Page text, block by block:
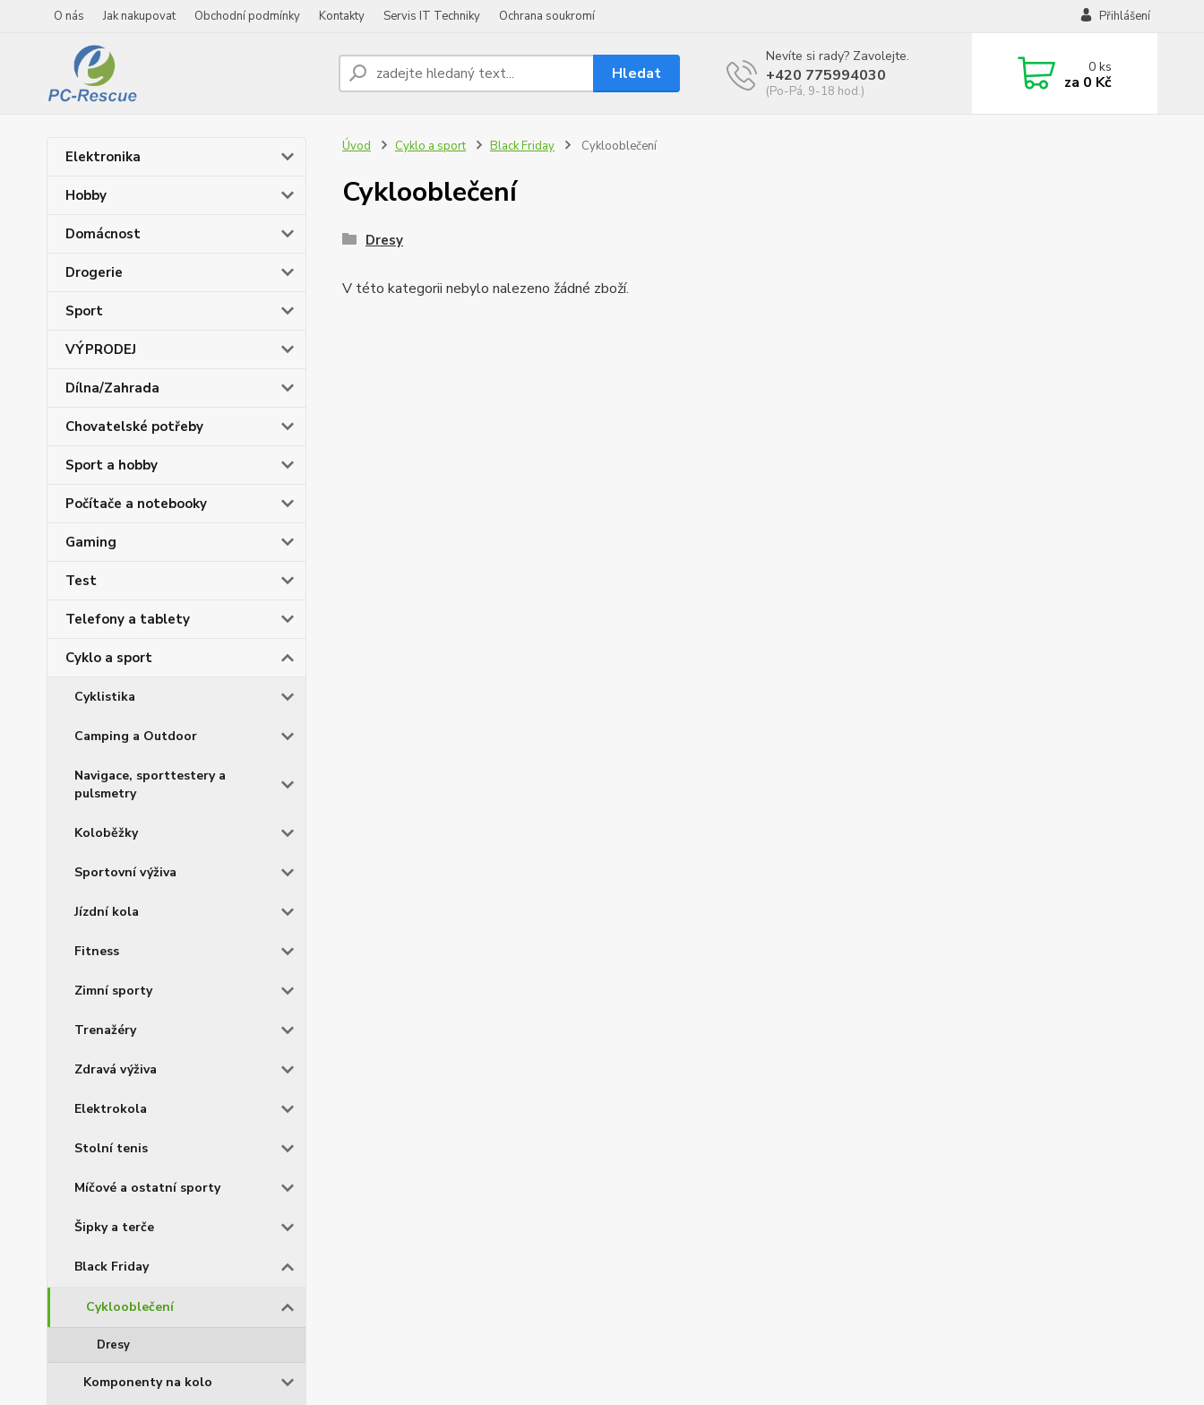
O nás Jak nakupovat Obchodní podmínky Kontakty Servis IT Techniky Ochrana soukromí Přihlášení
Hledat
Nevíte si rady? Zavolejte.
+420 775994030
(Po-Pá, 9-18 hod.)
0ks
za 0 Kč
Elektronika
Hobby
Domácnost
Drogerie
Sport
VÝPRODEJ
Dílna/Zahrada
Chovatelské potřeby
Sport a hobby
Počítače a notebooky
Gaming
Test
Telefony a tablety
Cyklo a sport
Cyklistika
Camping a Outdoor
Navigace, sporttestery a
pulsmetry
Koloběžky
Sportovní výživa
Jízdní kola
Fitness
Zimní sporty
Trenažéry
Zdravá výživa
Elektrokola
Stolní tenis
Míčové a ostatní sporty
Šipky a terče
Black Friday
Cyklooblečení
Dresy
Komponenty na kolo
Úvod Cyklo a sport Black Friday Cyklooblečení
Cyklooblečení
Dresy
V této kategorii nebylo nalezeno žádné zboží.